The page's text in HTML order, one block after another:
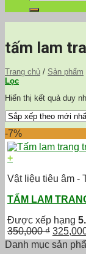
kiếm:
tấm lam
Trang chủ / Sản phẩm
Lọc
Hiển thị kết quả duy
-7%
+
Vật liệu tiêu âm -
TẤM LAM
Được xếp hạng
350,000₫ Giá
gốc
Danh mục sản